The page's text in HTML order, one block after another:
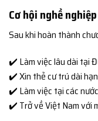
Cơ hội nghề
Sau khi hoàn thành
✔️ Làm việc lâu dài tại
✔️ Xin thẻ cư trú dài hạn
✔️ Làm việc tại các
✔️ Trở về Việt Nam với